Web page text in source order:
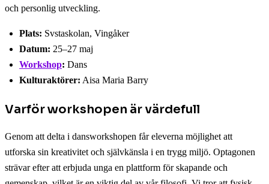
och personlig utveckling.
Plats: Svstaskolan, Vingåker
Datum: 25–27 maj
Workshop: Dans
Kulturaktörer: Aisa Maria Barry
Varför workshopen är värdefull
Genom att delta i dansworkshopen får eleverna möjlighet att
utforska sin kreativitet och självkänsla i en trygg miljö. Optagonen
strävar efter att erbjuda unga en plattform för skapande och